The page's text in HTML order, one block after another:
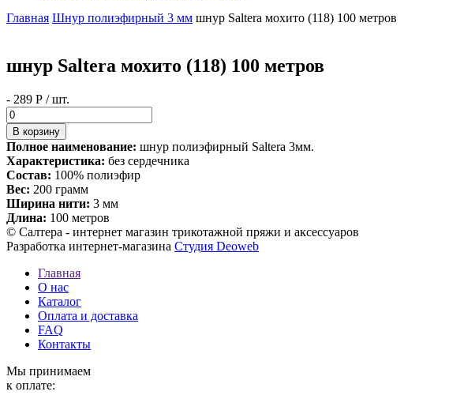
Главная Шнур полиэфирный 3 мм шнур Saltera мохито (118) 100 метров
шнур Saltera мохито (118) 100 метров
- 289 Р / шт.
Полное наименование: шнур полиэфирный Saltera 3мм.
Характеристика: без сердечника
Состав: 100% полиэфир
Вес: 200 грамм
Ширина нити: 3 мм
Длина: 100 метров
© Салтера - интернет магазин трикотажной пряжи и аксессуаров
Разработка интернет-магазина Студия Deoweb
Главная
О нас
Каталог
Оплата и доставка
FAQ
Контакты
Мы принимаем
к оплате: